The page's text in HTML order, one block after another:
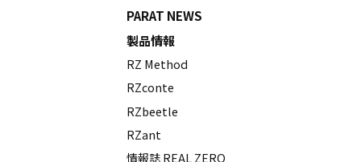
PARAT NEWS
製品情報
RZ Method
RZconte
RZbeetle
RZant
情報誌 REAL ZERO